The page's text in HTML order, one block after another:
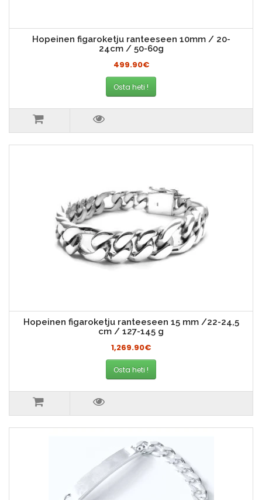
Hopeinen figaroketju ranteeseen 10mm / 20-
24cm / 50-60g
499.90€
Osta heti !
Hopeinen figaroketju ranteeseen 15 mm /22-24,5
cm / 127-145 g
1,269.90€
Osta heti !